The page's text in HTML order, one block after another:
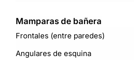
Mamparas de bañera
Frontales (entre paredes)
Angulares de esquina